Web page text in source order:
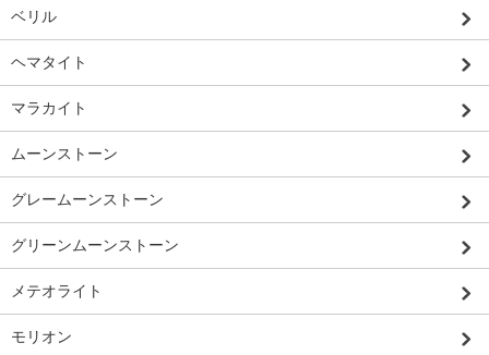
ベリル
ヘマタイト
マラカイト
ムーンストーン
グレームーンストーン
グリーンムーンストーン
メテオライト
モリオン